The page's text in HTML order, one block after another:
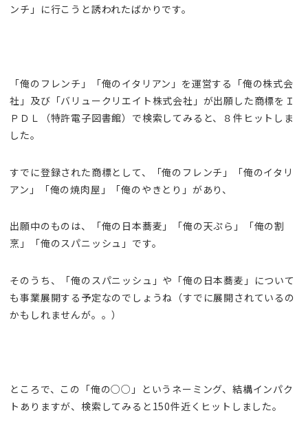
ンチ」に行こうと誘われたばかりです。
「俺のフレンチ」「俺のイタリアン」を運営する「俺の株式会
社」及び「バリュークリエイト株式会社」が出願した商標をＩ
ＰＤＬ（特許電子図書館）で検索してみると、８件ヒットしま
した。
すでに登録された商標として、「俺のフレンチ」「俺のイタリ
アン」「俺の焼肉屋」「俺のやきとり」があり、
出願中のものは、「俺の日本蕎麦」「俺の天ぷら」「俺の割
烹」「俺のスパニッシュ」です。
そのうち、「俺のスパニッシュ」や「俺の日本蕎麦」について
も事業展開する予定なのでしょうね（すでに展開されているの
かもしれませんが。。）
ところで、この「俺の○○」というネーミング、結構インパク
トありますが、検索してみると150件近くヒットしました。